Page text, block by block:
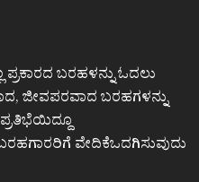
ಬರಹಳನ್ನು ಓದಲು
ಜೀವಪರವಾದ ಬರಹಗಳನ್ನು
ಪ್ರತಿಭೆಯಿದ್ದೂ
ವೇದಿಕೆಒದಗಿಸುವುದು